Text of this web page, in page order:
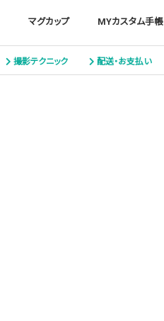
マグカップ MYカスタム手帳
撮影テクニック 配送・お支払い